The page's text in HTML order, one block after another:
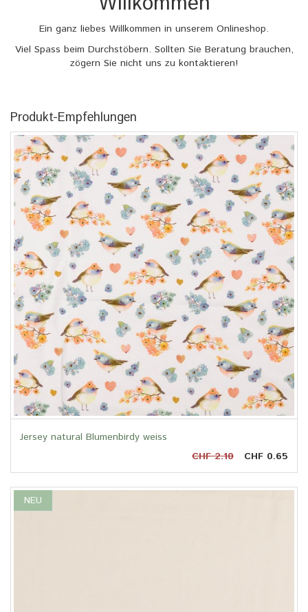
Ein ganz liebes Willkommen in unserem Onlineshop.
Viel Spass beim Durchstöbern. Sollten Sie Beratung brauchen,
zögern Sie nicht uns zu kontaktieren!
Produkt-Empfehlungen
Jersey natural Blumenbirdy weiss
CHF 2.10 CHF 0.65
NEU